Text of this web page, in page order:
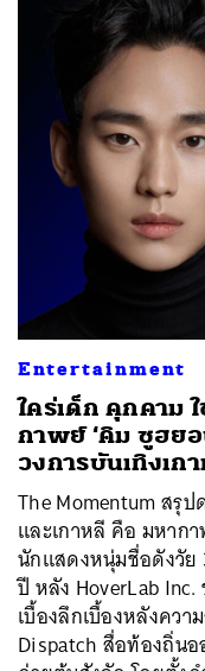
Entertainment
ใคร่เด็ก คุกคาม
กาพย์ ‘คิม ซูฮย
วงการบันเทิงเก
The Momentum สรุ
และเกาหลี คือ มหาก
นักแสดงหนุ่มชื่อดังวัย
ปี หลัง HoverLab
เบื้องลึกเบื้องหลังคว
Dispatch สื่อท้องถิ่นอ